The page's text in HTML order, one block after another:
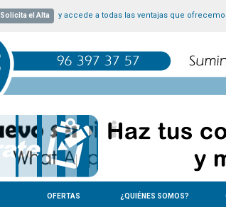
Solicita el Alta y accede a todas las ventajas que
OFERTAS ¿QUIÉNES SOMOS?